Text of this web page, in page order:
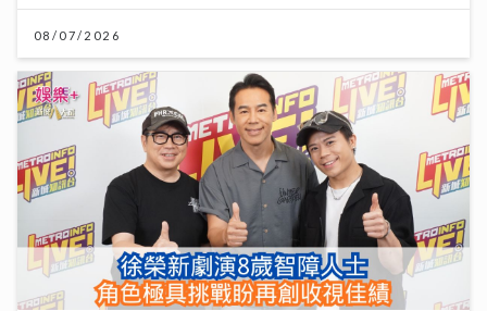
08/07/2026